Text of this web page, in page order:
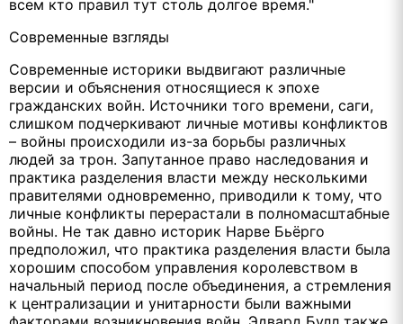
всем кто правил тут столь долгое время."
Современные взгляды
Современные историки выдвигают различные
версии и объяснения относящиеся к эпохе
гражданских войн. Источники того времени, саги,
слишком подчеркивают личные мотивы конфликтов
– войны происходили из-за борьбы различных
людей за трон. Запутанное право наследования и
практика разделения власти между несколькими
правителями одновременно, приводили к тому, что
личные конфликты перерастали в полномасштабные
войны. Не так давно историк Нарве Бьёрго
предположил, что практика разделения власти была
хорошим способом управления королевством в
начальный период после объединения, а стремления
к централизации и унитарности были важными